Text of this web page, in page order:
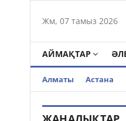
Жм, 07 тамыз 2026
АЙМАҚТАР
Алматы Астана